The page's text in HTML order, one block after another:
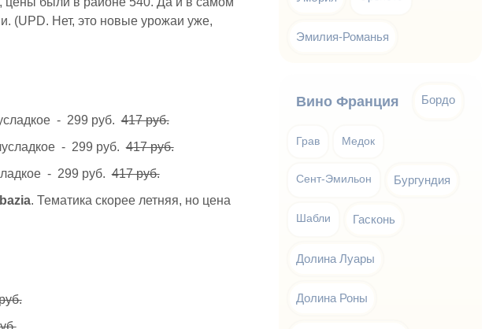
(UPD. Нет, это новые урожаи уже,
- 299 руб.417 руб.
- 299 руб.417 руб.
- 299 руб.417 руб.
. Тематика скорее летняя, но цена
Эмилия-Романья
Вино Франция Бордо
Грав Медок
Сент-Эмильон Бургундия
Шабли Гасконь
Долина Луары
Долина Роны